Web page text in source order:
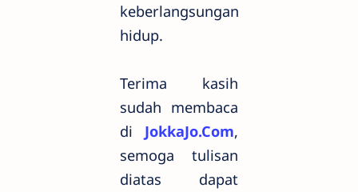
keberlangsungan
hidup.
Terima kasih
sudah membaca
di JokkaJo.Com,
semoga tulisan
diatas dapat